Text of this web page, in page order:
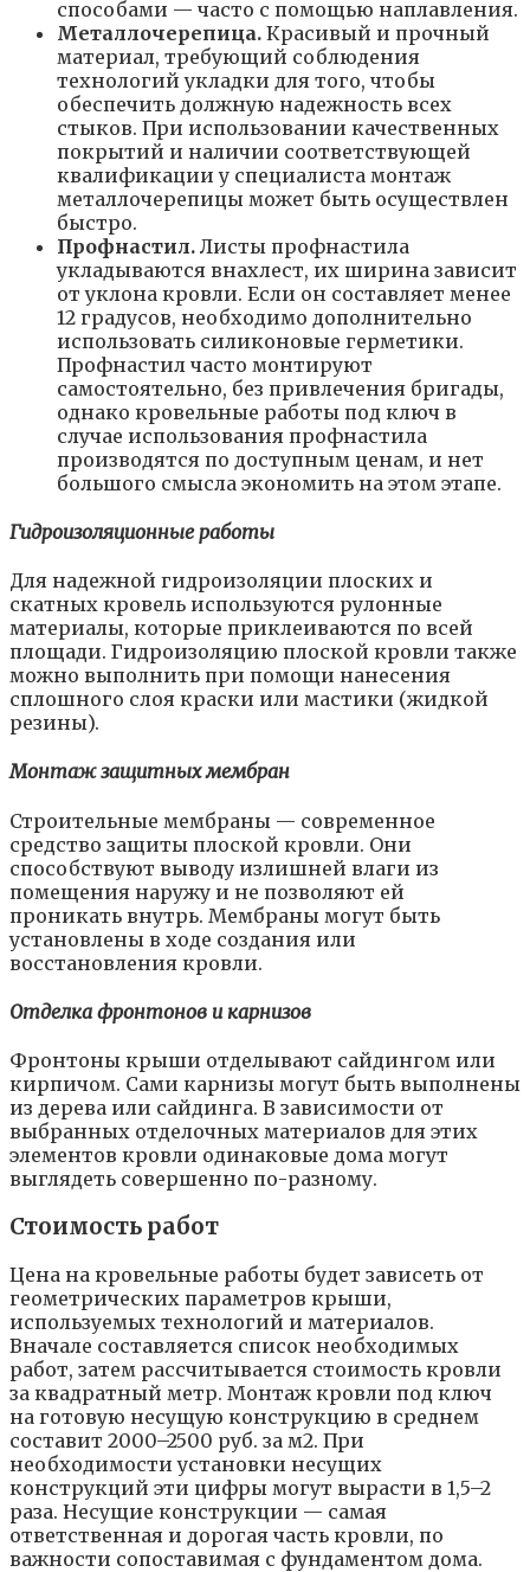
способами — часто с помощью наплавления.
Металлочерепица. Красивый и прочный
материал, требующий соблюдения
технологий укладки для того, чтобы
обеспечить должную надежность всех
стыков. При использовании качественных
покрытий и наличии соответствующей
квалификации у специалиста монтаж
металлочерепицы может быть осуществлен
быстро.
Профнастил. Листы профнастила
укладываются внахлест, их ширина зависит
от уклона кровли. Если он составляет менее
12 градусов, необходимо дополнительно
использовать силиконовые герметики.
Профнастил часто монтируют
самостоятельно, без привлечения бригады,
однако кровельные работы под ключ в
случае использования профнастила
производятся по доступным ценам, и нет
большого смысла экономить на этом этапе.
Гидроизоляционные работы
Для надежной гидроизоляции плоских и
скатных кровель используются рулонные
материалы, которые приклеиваются по всей
площади. Гидроизоляцию плоской кровли также
можно выполнить при помощи нанесения
сплошного слоя краски или мастики (жидкой
резины).
Монтаж защитных мембран
Строительные мембраны — современное
средство защиты плоской кровли. Они
способствуют выводу излишней влаги из
помещения наружу и не позволяют ей
проникать внутрь. Мембраны могут быть
установлены в ходе создания или
восстановления кровли.
Отделка фронтонов и карнизов
Фронтоны крыши отделывают сайдингом или
кирпичом. Сами карнизы могут быть выполнены
из дерева или сайдинга. В зависимости от
выбранных отделочных материалов для этих
элементов кровли одинаковые дома могут
выглядеть совершенно по-разному.
Стоимость работ
Цена на кровельные работы будет зависеть от
геометрических параметров крыши,
используемых технологий и материалов.
Вначале составляется список необходимых
работ, затем рассчитывается стоимость кровли
за квадратный метр. Монтаж кровли под ключ
на готовую несущую конструкцию в среднем
составит 2000–2500 руб. за м2. При
необходимости установки несущих
конструкций эти цифры могут вырасти в 1,5–2
раза. Несущие конструкции — самая
ответственная и дорогая часть кровли, по
важности сопоставимая с фундаментом дома.